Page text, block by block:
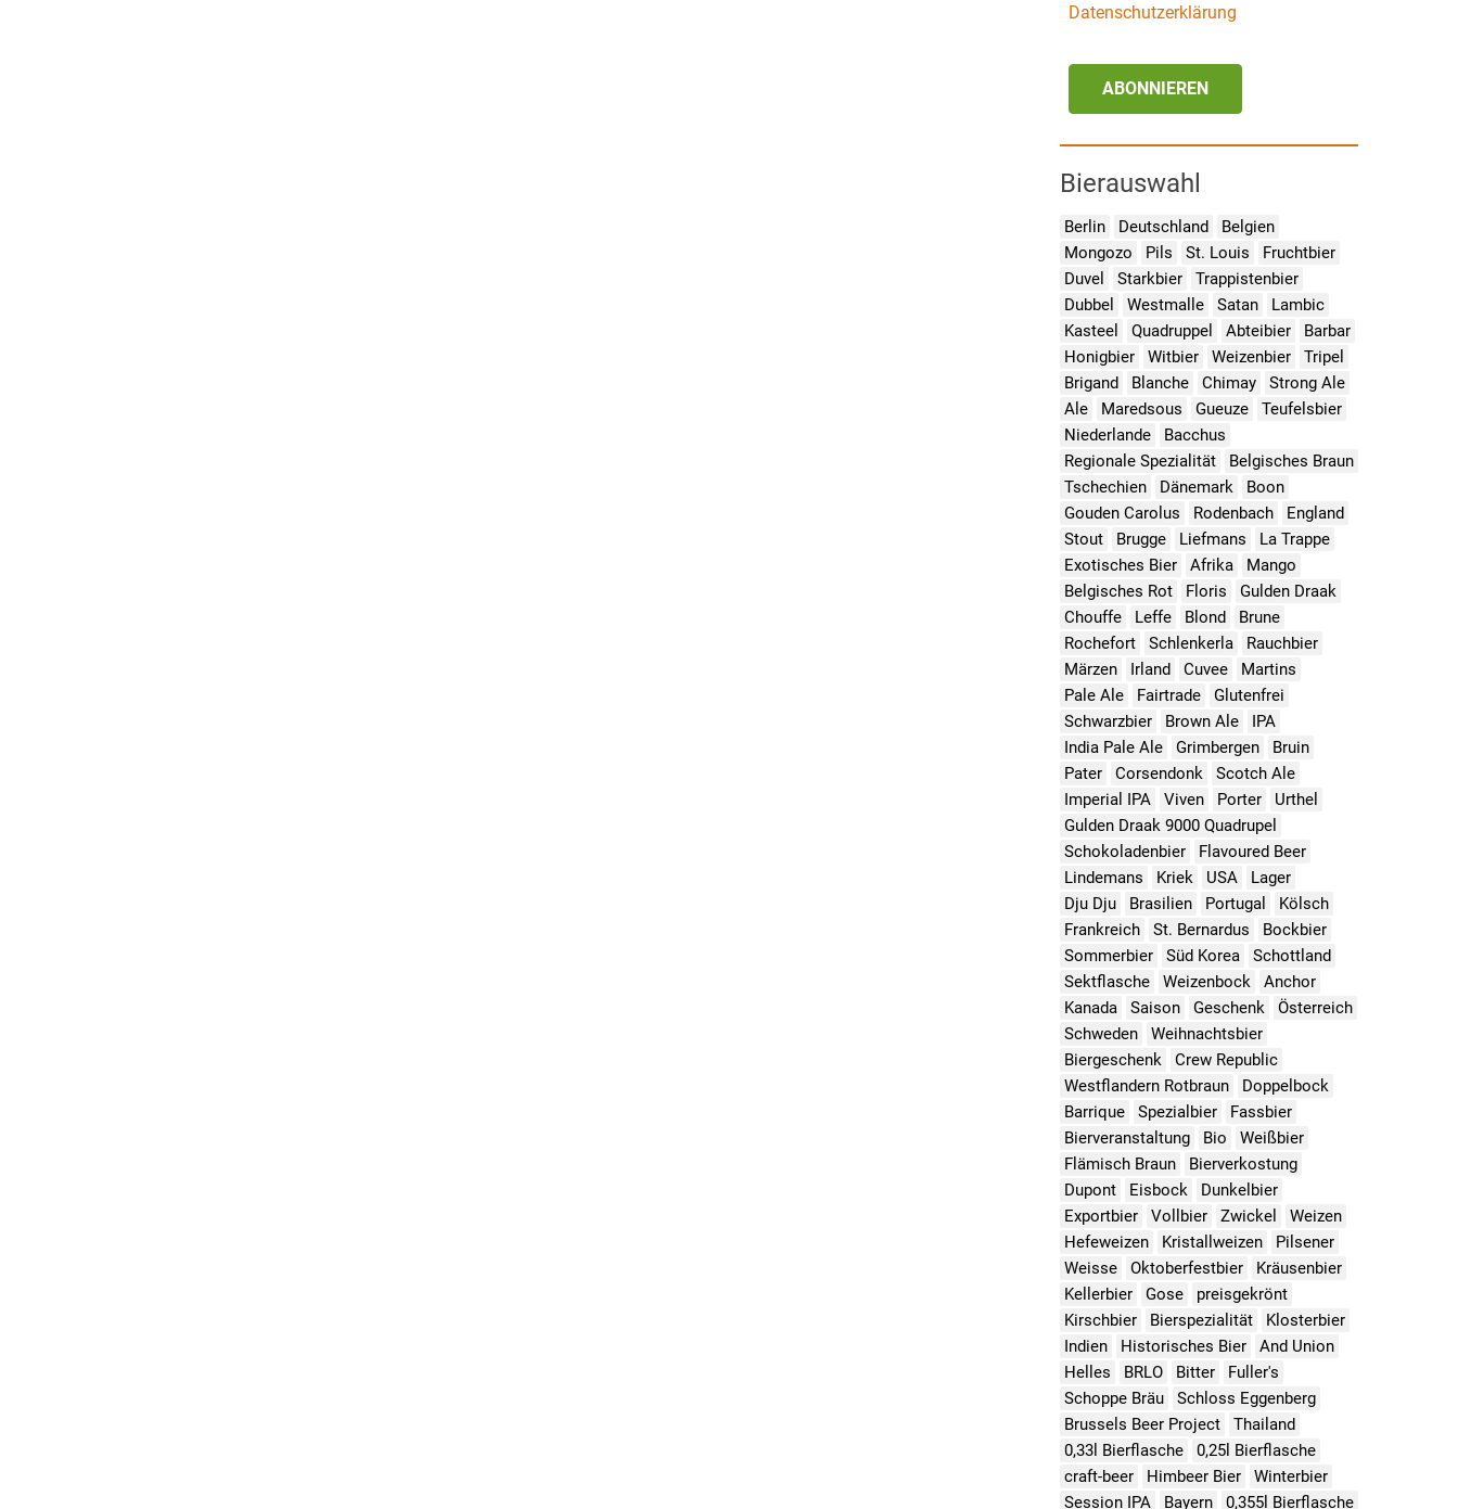
Datenschutzerklärung
ABONNIEREN
Bierauswahl
Berlin Deutschland
Belgien
Mongozo
Pils St. Louis
Fruchtbier
Duvel
Starkbier
Trappistenbier
Dubbel
Westmalle Satan
Lambic
Kasteel
Quadruppel Abteibier
Barbar
Honigbier
Witbier Weizenbier
Tripel
Brigand
Blanche Chimay
Strong Ale
Ale
Maredsous Gueuze
Teufelsbier
Niederlande
Bacchus
Regionale Spezialität
Belgisches Braun
Tschechien
Dänemark
Boon
Gouden Carolus
Rodenbach
England
Stout
Brugge Liefmans
La Trappe
Exotisches Bier
Afrika
Mango
Belgisches Rot
Floris
Gulden Draak
Chouffe
Leffe Blond
Brune
Rochefort
Schlenkerla
Rauchbier
Märzen
Irland Cuvee
Martins
Pale Ale
Fairtrade
Glutenfrei
Schwarzbier
Brown Ale
IPA
India Pale Ale
Grimbergen
Bruin
Pater
Corsendonk
Scotch Ale
Imperial IPA
Viven Porter
Urthel
Gulden Draak 9000 Quadrupel
Schokoladenbier
Flavoured Beer
Lindemans
Kriek USA
Lager
Dju Dju
Brasilien Portugal
Kölsch
Frankreich
St. Bernardus
Bockbier
Sommerbier
Süd Korea
Schottland
Sektflasche
Weizenbock
Anchor
Kanada
Saison Geschenk
Österreich
Schweden
Weihnachtsbier
Biergeschenk
Crew Republic
Westflandern Rotbraun
Doppelbock
Barrique
Spezialbier
Fassbier
Bierveranstaltung
Bio
Weißbier
Flämisch Braun
Bierverkostung
Dupont
Eisbock
Dunkelbier
Exportbier
Vollbier Zwickel
Weizen
Hefeweizen
Kristallweizen
Pilsener
Weisse
Oktoberfestbier
Kräusenbier
Kellerbier
Gose
preisgekrönt
Kirschbier
Bierspezialität
Klosterbier
Indien
Historisches Bier
And Union
Helles
BRLO Bitter
Fuller's
Schoppe Bräu
Schloss Eggenberg
Brussels Beer Project
Thailand
0,33l Bierflasche
0,25l Bierflasche
craft-beer
Himbeer Bier
Winterbier
Session IPA
Bayern 0,355l Bierflasche